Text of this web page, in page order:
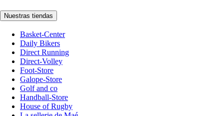
Nuestras tiendas
Basket-Center
Daily Bikers
Direct Running
Direct-Volley
Foot-Store
Galope-Store
Golf and co
Handball-Store
House of Rugby